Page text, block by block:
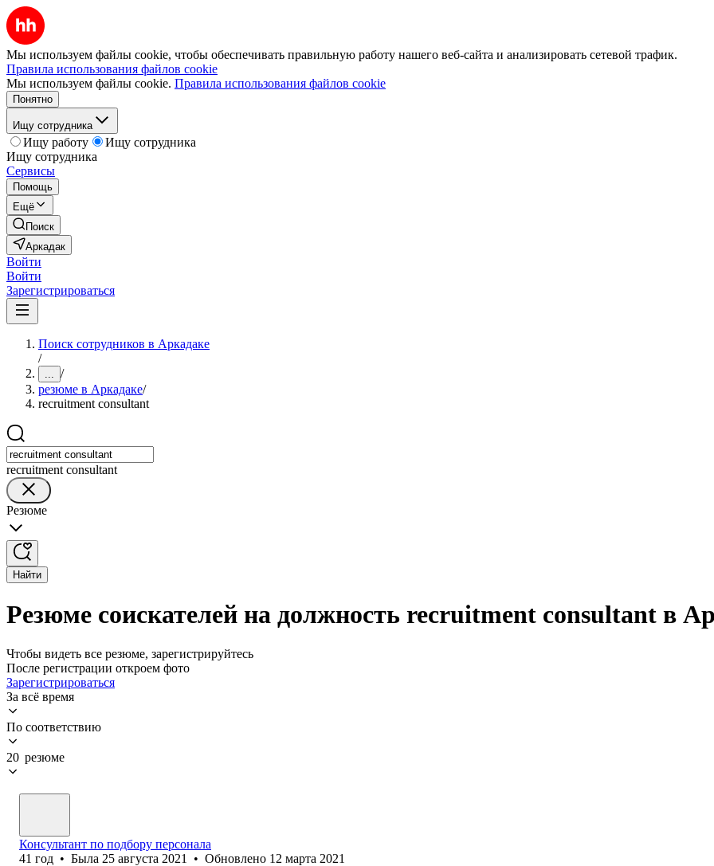
Мы используем файлы cookie, чтобы обеспечивать правильную работу нашего веб-сайта и анализировать сетевой трафик.
Правила использования файлов cookie
Мы используем файлы cookie. Правила использования файлов cookie
Понятно
Ищу сотрудника
Ищу работу
Ищу сотрудника
Ищу сотрудника
Сервисы
Помощь
Ещё
Поиск
Аркадак
Войти
Войти
Зарегистрироваться
Поиск сотрудников в Аркадаке
/
... /
резюме в Аркадаке/
recruitment consultant
recruitment consultant
Резюме
Найти
Резюме соискателей на должность recruitment consultant в
Чтобы видеть все резюме, зарегистрируйтесь
После регистрации откроем фото
Зарегистрироваться
За всё время
По соответствию
20 резюме
Консультант по подбору персонала
41 год • Была 25 августа 2021 • Обновлено 12 марта 2021